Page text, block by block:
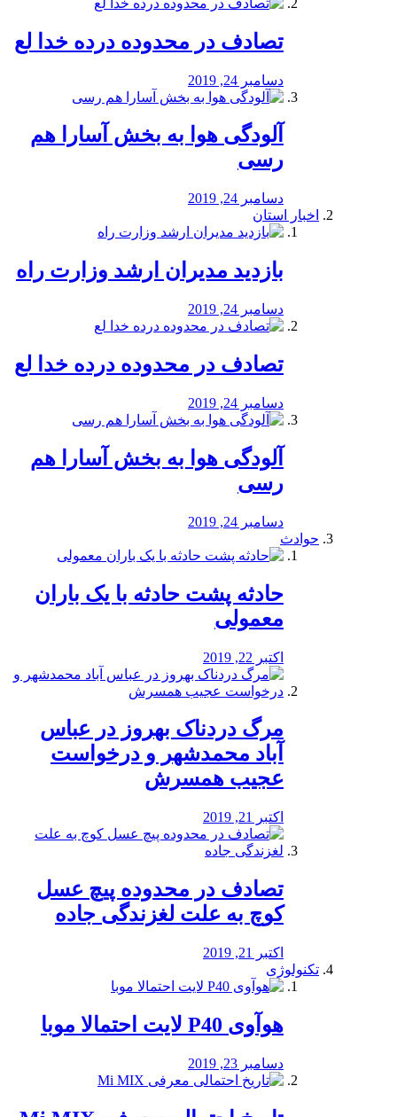
تصادف در محدوده درده خدا لع
دسامبر 24, 2019
آلودگی هوا به بخش آسارا هم
رسی
دسامبر 24, 2019
اخبار استان
بازدید مدیران ارشد وزارت راه
دسامبر 24, 2019
تصادف در محدوده درده خدا لع
دسامبر 24, 2019
آلودگی هوا به بخش آسارا هم
رسی
دسامبر 24, 2019
حوادث
️حادثه پشت حادثه با یک باران
معمولی
اکتبر 22, 2019
مرگ دردناک بهروز در عباس
آباد محمدشهر و درخواست
عجیب همسرش
اکتبر 21, 2019
تصادف در محدوده پیچ عسل
کوچ به علت لغزندگی جاده
اکتبر 21, 2019
تکنولوژی
هوآوی P40 لایت احتمالا موبا
دسامبر 23, 2019